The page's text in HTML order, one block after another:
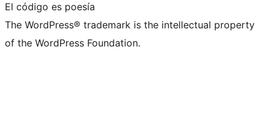
El código es poesía
The WordPress® trademark is the intellectual property
of the WordPress Foundation.